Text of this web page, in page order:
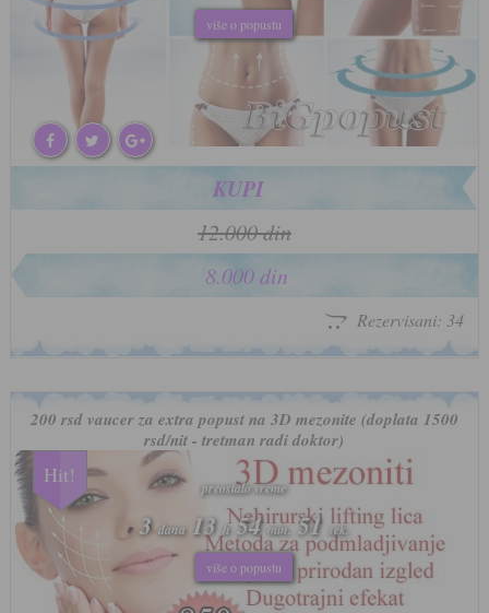
više o popustu
više o popustu
KUPI
12.000 din
8.000 din
Rezervisani: 34
200 rsd vaucer za extra popust na 3D mezonite (doplata 1500
rsd/nit - tretman radi doktor)
Hit!
preostalo vreme
3 dana 13 h 54min. 48 sek.
više o popustu
preostalo vreme
3 dana 13 h 54min. 48 sek.
više o popustu